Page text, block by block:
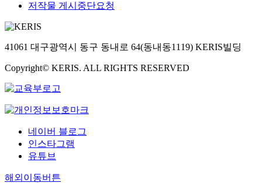
저작물 게시중단요청
41061 대구광역시 동구 동내로 64(동내동1119) KERIS빌딩
Copyright© KERIS. ALL RIGHTS RESERVED
네이버 블로그
인스타그램
유튜브
해외이동버튼